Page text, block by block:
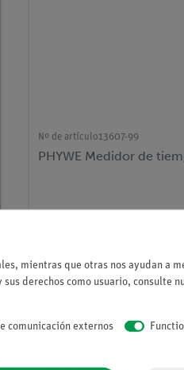
Nº de artículo13607-99
PHYWE Medidor de
mientras que otras nos ayudan a
derechos como usuario, consulte
comunicación externos